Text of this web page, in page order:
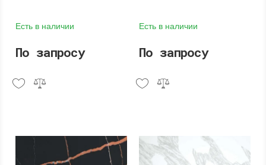
Есть в наличии
По запросу
Есть в наличии
По запросу